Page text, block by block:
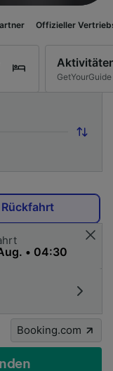
Vertriebspartner
GetYourGuide
Rückfahrt
Booking.com